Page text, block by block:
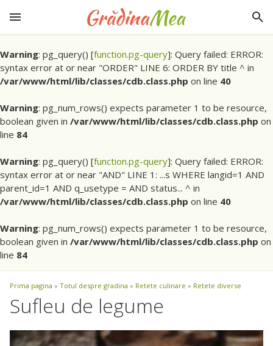
Warning: pg_query() [function.pg-query]: Query failed: ERROR:
syntax error at or near "ORDER" LINE 6: ORDER BY title ^ in
/var/www/html/lib/classes/cdb.class.php on line 40
Warning: pg_num_rows() expects parameter 1 to be resource,
boolean given in /var/www/html/lib/classes/cdb.class.php on
line 84
Warning: pg_query() [function.pg-query]: Query failed: ERROR:
syntax error at or near "AND" LINE 1: ...s WHERE langid=1 AND
parent_id=1 AND q_usetype = AND status... ^ in
/var/www/html/lib/classes/cdb.class.php on line 40
Warning: pg_num_rows() expects parameter 1 to be resource,
boolean given in /var/www/html/lib/classes/cdb.class.php on
line 84
Prima pagina » Totul despre gradina » Retete culinare » Retete diverse
Sufleu de legume